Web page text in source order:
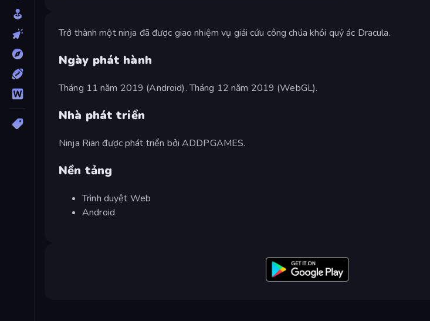
Trở thành một ninja đã được giao nhiệm vụ giải cứu công chúa khỏi quỷ ác Dracula.
Ngày phát hành
Tháng 11 năm 2019 (Android). Tháng 12 năm 2019 (WebGL).
Nhà phát triển
Ninja Rian được phát triển bởi ADDPGAMES.
Nền tảng
Trình duyệt Web
Android